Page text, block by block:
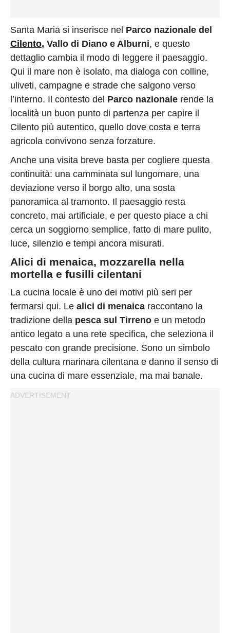
Santa Maria si inserisce nel Parco nazionale del
Cilento, Vallo di Diano e Alburni, e questo
dettaglio cambia il modo di leggere il paesaggio.
Qui il mare non è isolato, ma dialoga con colline,
uliveti, campagne e strade che salgono verso
l’interno. Il contesto del Parco nazionale rende la
località un buon punto di partenza per capire il
Cilento più autentico, quello dove costa e terra
agricola convivono senza forzature.
Anche una visita breve basta per cogliere questa
continuità: una camminata sul lungomare, una
deviazione verso il borgo alto, una sosta
panoramica al tramonto. Il paesaggio resta
concreto, mai artificiale, e per questo piace a chi
cerca un soggiorno semplice, fatto di mare pulito,
luce, silenzio e tempi ancora misurati.
Alici di menaica, mozzarella nella
mortella e fusilli cilentani
La cucina locale è uno dei motivi più seri per
fermarsi qui. Le alici di menaica raccontano la
tradizione della pesca sul Tirreno e un metodo
antico legato a una rete specifica, che seleziona il
pescato con grande precisione. Sono un simbolo
della cultura marinara cilentana e danno il senso di
una cucina di mare essenziale, ma mai banale.